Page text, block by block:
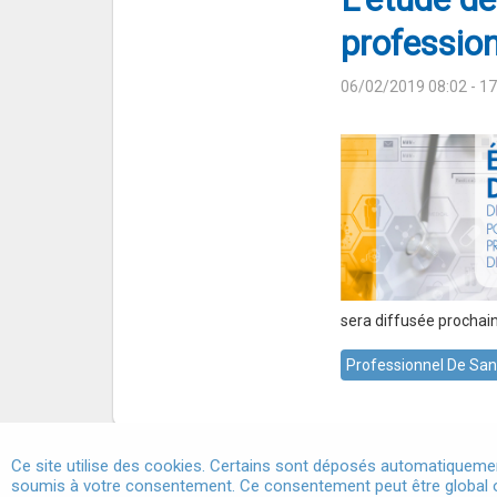
06/02/2019 08:02 -
sera diffusée
Professionnel De
Ce site utilise des cookies. Certains sont déposés
soumis à votre consentement. Ce consentement peut être global